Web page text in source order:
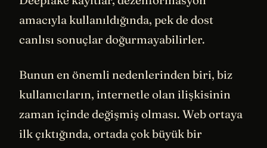
amacıyla kullanıldığında, pek de dost
canlısı sonuçlar doğurmayabilirler.
Bunun en önemli nedenlerinden biri, biz
kullanıcıların, internetle olan ilişkisinin
zaman içinde değişmiş olması. Web ortaya
ilk çıktığında, ortada çok büyük bir